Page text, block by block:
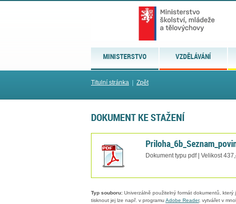
MINISTERSTVO VZDĚLÁVÁNÍ
Titulní stránka Zpět
DOKUMENT KE STAŽENÍ
Dokument typu pdf | Velikost
Typ souboru: Univerzálně použitelný formát dokumentů,
tisknout jej lze např. v programu Adobe Reader, vytvářet v